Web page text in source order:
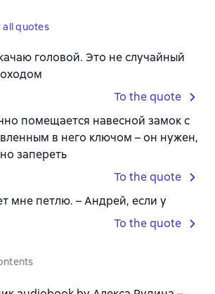
all quotes
головой. Это не случайный
To the quote
помещается навесной замок с
в него ключом – он нужен,
запереть
To the quote
мне петлю. – Андрей, если у
To the quote